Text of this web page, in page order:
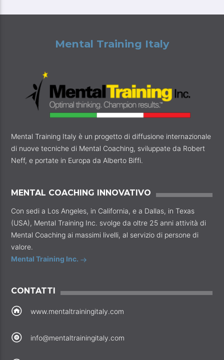
Mental Training Italy
Mental Training Italy è un progetto di diffusione internazionale
di nuove tecniche di Mental Coaching, sviluppate da Robert
Neff, e portate in Europa da Alberto Biffi.
MENTAL COACHING INNOVATIVO
Con sedi a Los Angeles, in California, e a Dallas, in Texas
(USA), Mental Training Inc. svolge da oltre 25 anni attività di
Mental Coaching ai massimi livelli, al servizio di persone di
valore.
Mental Training Inc.
CONTATTI
www.mentaltrainingitaly.com
info@mentaltrainingitaly.com